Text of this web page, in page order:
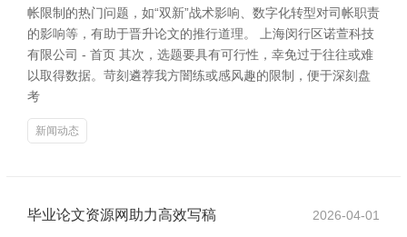
帐限制的热门问题，如“双新”战术影响、数字化转型对司帐职责
的影响等，有助于晋升论文的推行道理。 上海闵行区诺萱科技
有限公司 - 首页 其次，选题要具有可行性，幸免过于往往或难
以取得数据。苛刻遴荐我方闇练或感风趣的限制，便于深刻盘
考
新闻动态
毕业论文资源网助力高效写稿 2026-04-01